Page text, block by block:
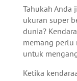
Tahukah Anda
ukuran super
dunia?
memang perlu
untuk
Ketika